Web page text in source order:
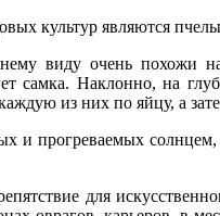
культур являются
виду очень похожи
самка. Наклонно, на
из них по яйцу, а
и прогреваемых
для